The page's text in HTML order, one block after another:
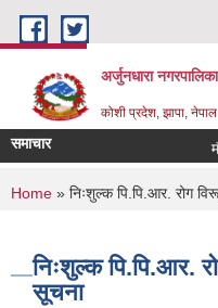
Skip to main content
अर्जुनधारा
कोशी प्रदेश, झापा, नेपाल
समाचार
You are here
Home » निःशुल्क पि.पि.आर. रोग
निःशुल्क पि.पि.आर.
सूचना